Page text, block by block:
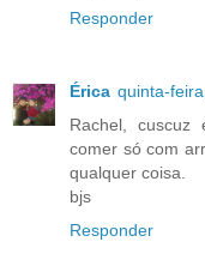
Responder
Érica quinta-
Rachel,
comer só com
qualquer coisa.
bjs
Responder